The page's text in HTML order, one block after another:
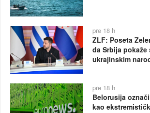
pre 18 h
ZLF: Poseta
da Srbija
ukrajinskim
pre 18 h
Belorusija
kao